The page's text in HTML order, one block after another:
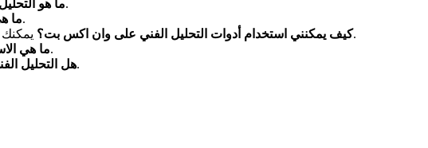
ما هوالتحليل الفني هو أسلوب يستخدم لتقييم الأصول من خلال تحليل البيانات التاريخية للسوق والتعرف على الأنماط.
ماتشمل الأدوات الأساسية المؤشرات الفنية، الرسوم البيانية، وأدوات رسم الأنماط.
كيف يمكنني استخدام أدوات التحليل الفني على وان اكس بت؟يمكنك استخدام الأدوات من خلال تسجيل الدخول إلى المنصة، اختيار القوائم المطلوبة، وتخصيص الرسوم البيانية حسب الحاجة.
ما هيتشمل الاستراتيجيات التداول على الاتجاه، التداول العكسي، واستراتيجية الاختراق.
هل التحليلبينما يعتبر التحليل الفني أداة قوية، يجب أن يستخدم إلى جانب تقنيات أخرى لضمان اتخاذ قرارات مستنيرة.